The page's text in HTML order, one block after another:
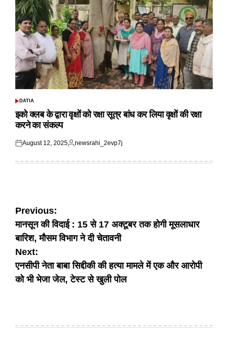
POSTED
DATIA
इको क्लब के द्वारा वृक्षों को रक्षा सूत्र बांध कर लिया वृक्षों की रक्षा
करने का संकल्प
Posted
August 12, 2025
Posted
newsrahi_2evp7j
Post
navigation
Previous:
मानसून की विदाई : 15 से 17 अक्टूबर तक होगी मूसलाधार
बारिश, मौसम विभाग ने दी चेतावनी
Next:
एनसीपी नेता बाबा सिद्दीकी की हत्या मामले में एक और आरोपी
को भी भेजा जेल, टेस्ट से खुली पोल